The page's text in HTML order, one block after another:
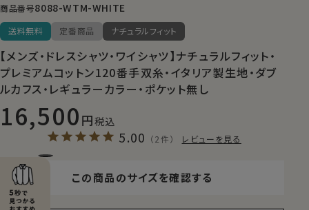
商品番号8088-WTM-WHITE
送料無料 定番商品 ナチュラルフィット
【メンズ・ドレスシャツ・ワイシャツ】ナチュラルフィット・
プレミアムコットン120番手双糸・イタリア製生地・ダブ
ルカフス・レギュラーカラー・ポケット無し
16,500 税込
5.00 （2件） レビューを見る
この商品のサイズを確認する